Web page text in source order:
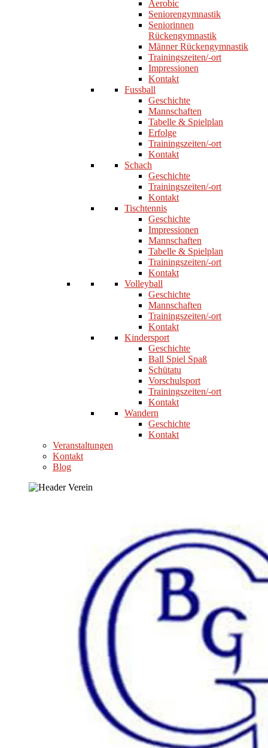
Aerobic
Seniorengymnastik
Seniorinnen
Rückengymnastik
Männer Rückengymnastik
Trainingszeiten/-ort
Impressionen
Kontakt
Fussball
Geschichte
Mannschaften
Tabelle & Spielplan
Erfolge
Trainingszeiten/-ort
Kontakt
Schach
Geschichte
Trainingszeiten/-ort
Kontakt
Tischtennis
Geschichte
Impressionen
Mannschaften
Tabelle & Spielplan
Trainingszeiten/-ort
Kontakt
Volleyball
Geschichte
Mannschaften
Trainingszeiten/-ort
Kontakt
Kindersport
Geschichte
Ball Spiel Spaß
Schütatu
Vorschulsport
Trainingszeiten/-ort
Kontakt
Wandern
Geschichte
Kontakt
Veranstaltungen
Kontakt
Blog